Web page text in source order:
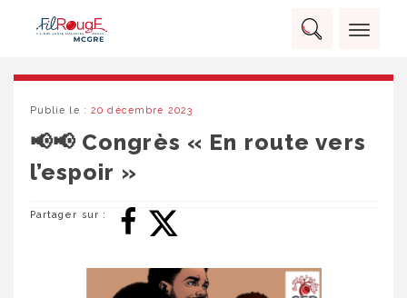
content
Rechercher :
RECHERCHER
Publie le :20 décembre 2023
📢📢 Congrès « En route vers
l’espoir »
Partager sur :